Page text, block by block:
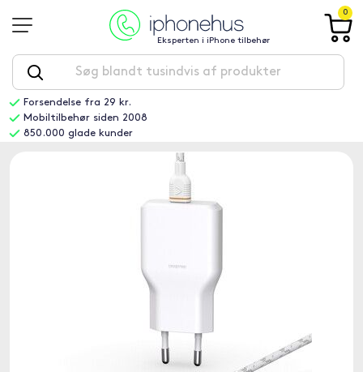
Eksperten i iPhone tilbehør
0
Forsendelse fra 29 kr.
Mobiltilbehør siden 2008
850.000 glade kunder